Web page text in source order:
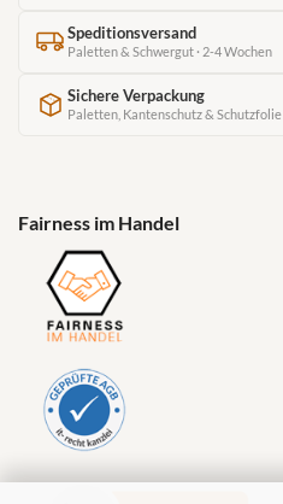
Speditionsversand
Paletten & Schwergut · 2-4 Wochen
Sichere Verpackung
Paletten, Kantenschutz & Schutzfolie
Fairness im Handel